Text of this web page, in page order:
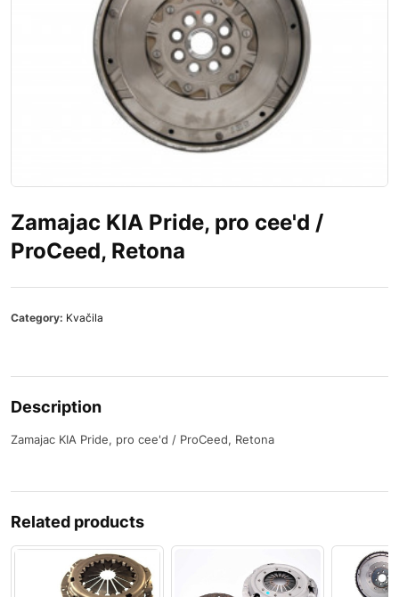
Zamajac KIA Pride, pro cee'd /
ProCeed, Retona
Category: Kvačila
Description
Zamajac KIA Pride, pro cee'd / ProCeed, Retona
Related products